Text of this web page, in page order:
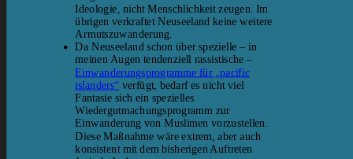
Ideologie, nicht Menschlichkeit zeugen. Im
übrigen verkraftet Neuseeland keine weitere
Armutszuwanderung.
Da Neuseeland schon über spezielle – in
meinen Augen tendenziell rassistische –
Einwanderungsprogramme für „pacific
islanders“ verfügt, bedarf es nicht viel
Fantasie sich ein spezielles
Wiedergutmachungsprogramm zur
Einwanderung von Muslimen vorzustellen.
Diese Maßnahme wäre extrem, aber auch
konsistent mit dem bisherigen Auftreten